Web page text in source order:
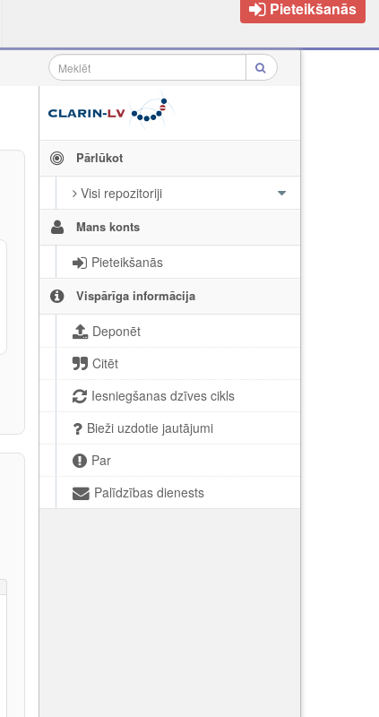
Pieteikšanās
Pārlūkot
Visi repozitoriji
Mans konts
Pieteikšanās
Vispārīga informācija
Deponēt
Citēt
Iesniegšanas dzīves cikls
Bieži uzdotie jautājumi
Par
Palīdzības dienests